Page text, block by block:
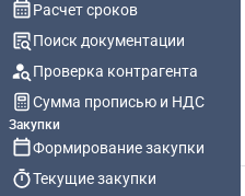
Расчет сроков
Поиск документации
Проверка контрагента
Сумма прописью и НДС
Закупки
Формирование закупки
Текущие закупки